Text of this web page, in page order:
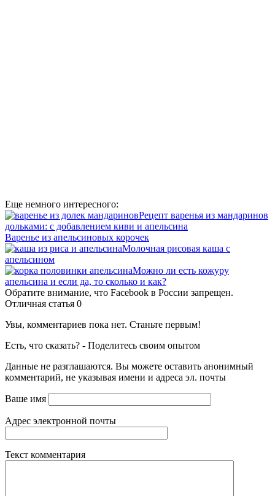
Еще немного интересного:
Рецепт варенья из мандаринов
дольками: с добавлением киви и апельсина
Варенье из апельсиновых корочек
Молочная рисовая каша с
апельсином
Можно ли есть кожуру
апельсина и если да, то сколько и как?
Обратите внимание, что Facebook в России запрещен.
Отличная статья 0
Увы, комментариев пока нет. Станьте первым!
Есть, что сказать? - Поделитесь своим опытом
Данные не разглашаются. Вы можете оставить анонимный
комментарий, не указывая имени и адреса эл. почты
Ваше имя
Адрес электронной почты
Текст комментария